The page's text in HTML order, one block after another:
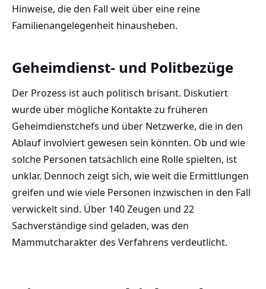
Hinweise, die den Fall weit über eine reine
Familienangelegenheit hinausheben.
Geheimdienst- und Politbezüge
Der Prozess ist auch politisch brisant. Diskutiert
wurde über mögliche Kontakte zu früheren
Geheimdienstchefs und über Netzwerke, die in den
Ablauf involviert gewesen sein könnten. Ob und wie
solche Personen tatsächlich eine Rolle spielten, ist
unklar. Dennoch zeigt sich, wie weit die Ermittlungen
greifen und wie viele Personen inzwischen in den Fall
verwickelt sind. Über 140 Zeugen und 22
Sachverständige sind geladen, was den
Mammutcharakter des Verfahrens verdeutlicht.